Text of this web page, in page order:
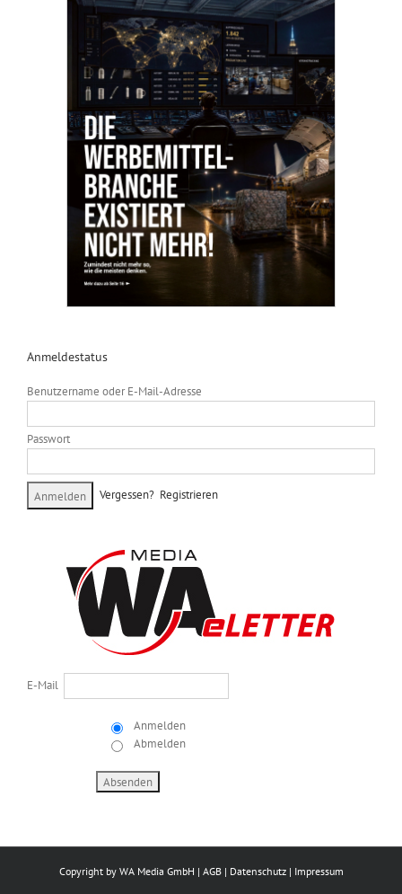
Anmeldestatus
Benutzername oder E-Mail-Adresse
Passwort
Vergessen? Registrieren
E-Mail
Anmelden
Abmelden
Copyright by WA Media GmbH | AGB| Datenschutz| Impressum